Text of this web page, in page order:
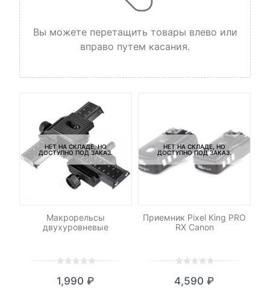
Вы можете перетащить товары влево или
вправо путем касания.
НЕТ НА СКЛАДЕ, НО
ДОСТУПНО ПОД ЗАКАЗ.
Макрорельсы
двухуровневые
out
1,990 ₽
НЕТ НА СКЛАДЕ, НО
ДОСТУПНО ПОД ЗАКАЗ.
Приемник Pixel King PRO
RX Canon
out
4,590 ₽